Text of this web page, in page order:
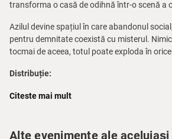
transforma o casă de odihnă într-o scenă a
Azilul devine spațiul în care abandonul
pentru demnitate coexistă cu misterul.
tocmai de aceea, totul poate exploda în
Distribuție:
– Mihai Bisericanu –
– Ioan Paraschiv –Remy Deswaert
Citeste mai mult
Alte evenimente ale